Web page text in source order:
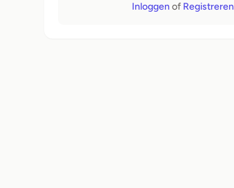
Inloggen of Registreren